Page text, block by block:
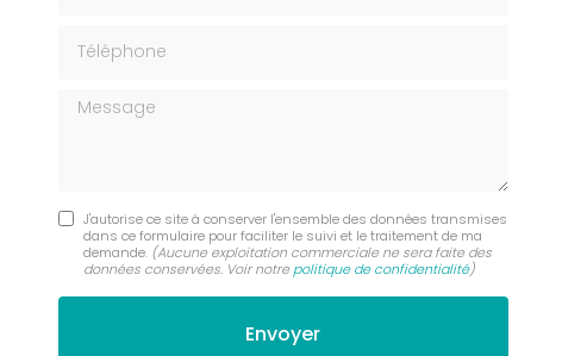
Message
J'autorise ce site à conserver l'ensemble des données transmises
dans ce formulaire pour faciliter le suivi et le traitement de ma
demande. (Aucune exploitation commerciale ne sera faite des
données conservées. Voir notre politique de confidentialité)